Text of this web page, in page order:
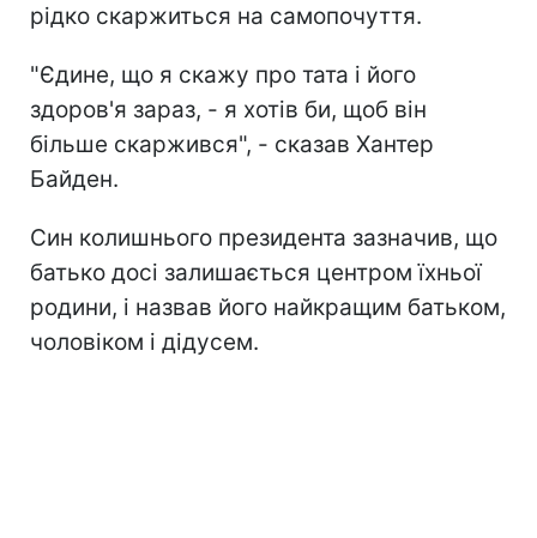
рідко скаржиться на самопочуття.
"Єдине, що я скажу про тата і його
здоров'я зараз, - я хотів би, щоб він
більше скаржився", - сказав Хантер
Байден.
Син колишнього президента зазначив, що
батько досі залишається центром їхньої
родини, і назвав його найкращим батьком,
чоловіком і дідусем.